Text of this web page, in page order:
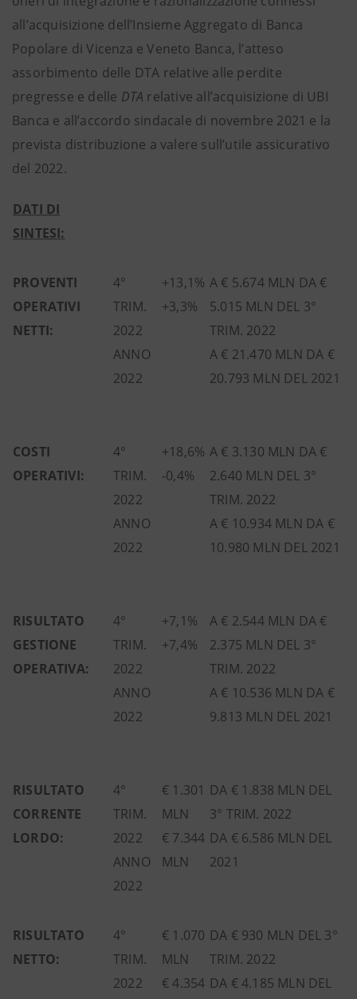
all’acquisizione dell’Insieme Aggregato di Banca
Popolare di Vicenza e Veneto Banca, l’atteso
assorbimento delle DTA relative alle perdite
pregresse e delle DTA relative all’acquisizione di UBI
Banca e all’accordo sindacale di novembre 2021 e la
prevista distribuzione a valere sull’utile assicurativo
del 2022.
DATI DI
SINTESI:
PROVENTI
OPERATIVI
NETTI:
4°
TRIM.
2022
ANNO
2022
+13,1%
+3,3%
A € 5.674 MLN DA €
5.015 MLN DEL 3°
TRIM. 2022
A € 21.470 MLN DA €
20.793 MLN DEL 2021
COSTI
OPERATIVI:
4°
TRIM.
2022
ANNO
2022
+18,6%
-0,4%
A € 3.130 MLN DA €
2.640 MLN DEL 3°
TRIM. 2022
A € 10.934 MLN DA €
10.980 MLN DEL 2021
RISULTATO
GESTIONE
OPERATIVA:
4°
TRIM.
2022
ANNO
2022
+7,1%
+7,4%
A € 2.544 MLN DA €
2.375 MLN DEL 3°
TRIM. 2022
A € 10.536 MLN DA €
9.813 MLN DEL 2021
RISULTATO
CORRENTE
LORDO:
4°
TRIM.
2022
ANNO
2022
€ 1.301
MLN
€ 7.344
MLN
DA € 1.838 MLN DEL
3° TRIM. 2022
DA € 6.586 MLN DEL
2021
RISULTATO
NETTO:
4°
TRIM.
2022
€ 1.070
MLN
€ 4.354
DA € 930 MLN DEL 3°
TRIM. 2022
DA € 4.185 MLN DEL